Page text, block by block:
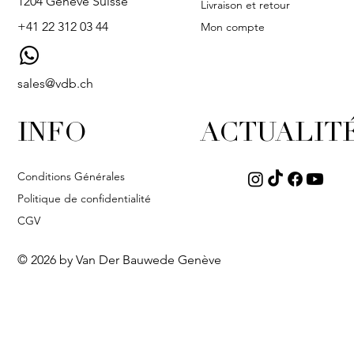
+41 22 312 03 44
sales@vdb.ch
Livraison et retour
Mon compte
INFO
Conditions Générales
Politique de confidentialité
CGV
© 2026 by Van Der Bauwede Genève